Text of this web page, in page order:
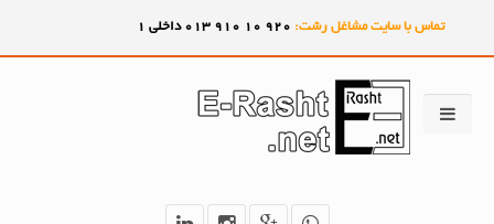
تماس با سایت مشاغل رشت: 920
10
910 013 داخلی 1